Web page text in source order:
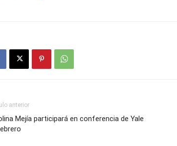
anterior
Mejía participará en conferencia de Yale